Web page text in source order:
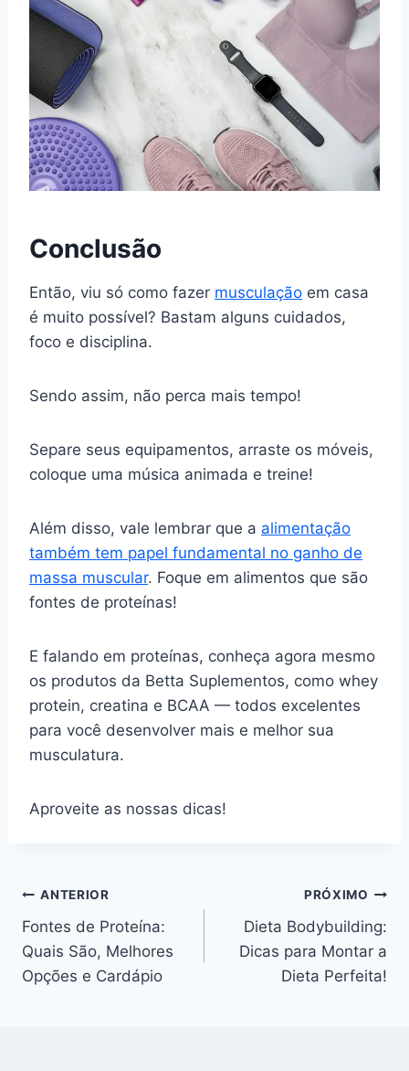
Conclusão
Então, viu só como fazer musculação em casa
é muito possível? Bastam alguns cuidados,
foco e disciplina.
Sendo assim, não perca mais tempo!
Separe seus equipamentos, arraste os móveis,
coloque uma música animada e treine!
Além disso, vale lembrar que a alimentação
também tem papel fundamental no ganho de
massa muscular. Foque em alimentos que são
fontes de proteínas!
E falando em proteínas, conheça agora mesmo
os produtos da Betta Suplementos, como whey
protein, creatina e BCAA — todos excelentes
para você desenvolver mais e melhor sua
musculatura.
Aproveite as nossas dicas!
Navegação
de
Post
ANTERIOR
Fontes de Proteína:
Quais São, Melhores
Opções e Cardápio
PRÓXIMO
Dieta Bodybuilding:
Dicas para Montar a
Dieta Perfeita!